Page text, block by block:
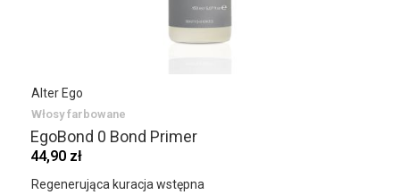
Alter Ego
Włosy farbowane
EgoBond 0 Bond Primer
44,90 zł
Regenerująca kuracja wstępna